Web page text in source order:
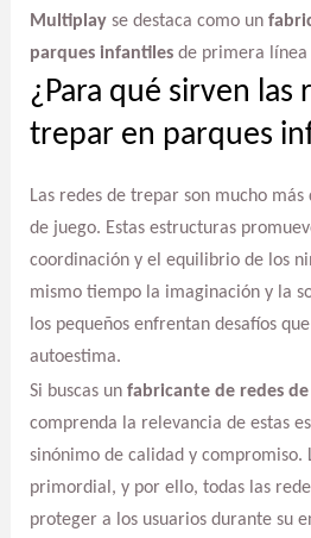
Multiplayse destaca como un
parques infantilesde primera línea
¿Para qué sirven las
trepar en parques
Las redes de trepar son mucho
de juego. Estas estructuras
coordinación y el equilibrio de los
mismo tiempo la imaginación y la
los pequeños enfrentan desafíos
autoestima.
Si buscas un fabricante de redes
comprenda la relevancia de estas
sinónimo de calidad y compromiso.
primordial, y por ello, todas las
proteger a los usuarios durante su